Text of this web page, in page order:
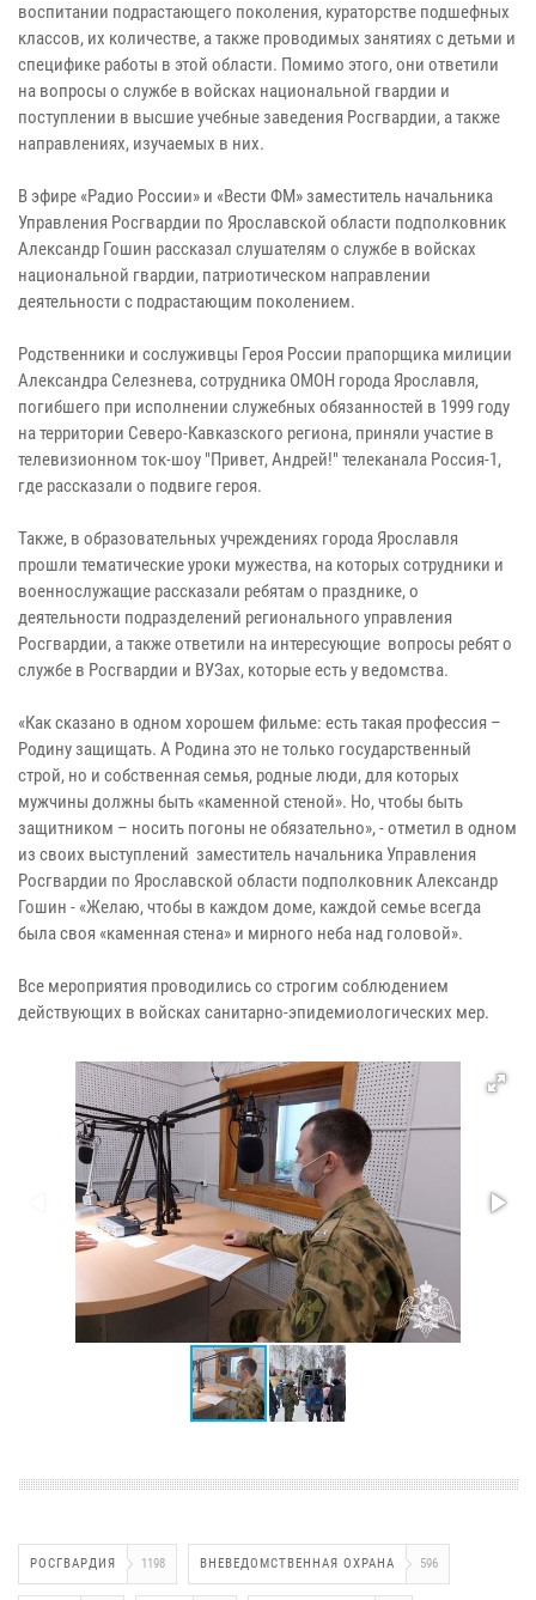
воспитании подрастающего поколения, кураторстве подшефных
классов, их количестве, а также проводимых занятиях с детьми и
специфике работы в этой области. Помимо этого, они ответили
на вопросы о службе в войсках национальной гвардии и
поступлении в высшие учебные заведения Росгвардии, а также
направлениях, изучаемых в них.
В эфире «Радио России» и «Вести ФМ» заместитель начальника
Управления Росгвардии по Ярославской области подполковник
Александр Гошин рассказал слушателям о службе в войсках
национальной гвардии, патриотическом направлении
деятельности с подрастающим поколением.
Родственники и сослуживцы Героя России прапорщика милиции
Александра Селезнева, сотрудника ОМОН города Ярославля,
погибшего при исполнении служебных обязанностей в 1999 году
на территории Северо-Кавказского региона, приняли участие в
телевизионном ток-шоу "Привет, Андрей!" телеканала Россия-1,
где рассказали о подвиге героя.
Также, в образовательных учреждениях города Ярославля
прошли тематические уроки мужества, на которых сотрудники и
военнослужащие рассказали ребятам о празднике, о
деятельности подразделений регионального управления
Росгвардии, а также ответили на интересующие вопросы ребят о
службе в Росгвардии и ВУЗах, которые есть у ведомства.
«Как сказано в одном хорошем фильме: есть такая профессия –
Родину защищать. А Родина это не только государственный
строй, но и собственная семья, родные люди, для которых
мужчины должны быть «каменной стеной». Но, чтобы быть
защитником – носить погоны не обязательно», - отметил в одном
из своих выступлений заместитель начальника Управления
Росгвардии по Ярославской области подполковник Александр
Гошин - «Желаю, чтобы в каждом доме, каждой семье всегда
была своя «каменная стена» и мирного неба над головой».
Все мероприятия проводились со строгим соблюдением
действующих в войсках санитарно-эпидемиологических мер.
РОСГВАРДИЯ 1198 ВНЕВЕДОМСТВЕННАЯ ОХРАНА 596